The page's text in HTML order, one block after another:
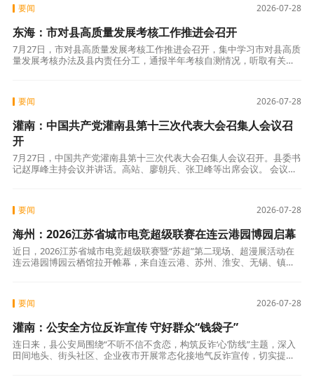
2026-07-28
要闻
东海：市对县高质量发展考核工作推进会召开
7月27日，市对县高质量发展考核工作推进会召开，集中学习市对县高质
量发展考核办法及县内责任分工，通报半年考核自测情况，听取有关工
2026-07-28
要闻
灌南：中国共产党灌南县第十三次代表大会召集人会议召
开
7月27日，中国共产党灌南县第十三次代表大会召集人会议召开。县委书
记赵厚峰主持会议并讲话。高站、廖朝兵、张卫峰等出席会议。 会议介
2026-07-28
要闻
海州：2026江苏省城市电竞超级联赛在连云港园博园启幕
近日，2026江苏省城市电竞超级联赛暨“苏超”第二现场、超漫展活动在
连云港园博园云栖馆拉开帷幕，来自连云港、苏州、淮安、无锡、镇
2026-07-28
要闻
灌南：公安全方位反诈宣传 守好群众“钱袋子”
连日来，县公安局围绕“不听不信不贪恋，构筑反诈‘心’防线”主题，深入
田间地头、街头社区、企业夜市开展常态化接地气反诈宣传，切实提升